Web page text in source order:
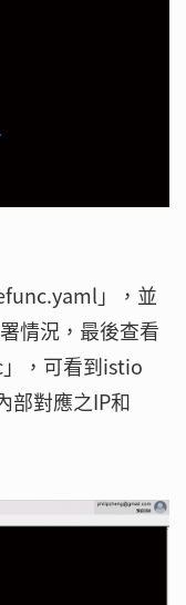
」，並
情況，最後查看
，可看到istio
部對應之IP和